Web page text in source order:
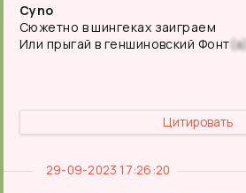
Cyno
Сюжетно в шингеках заиграем
Или прыгай в геншиновский Фонт(а)
Цитировать
29-09-2023 17:26:20